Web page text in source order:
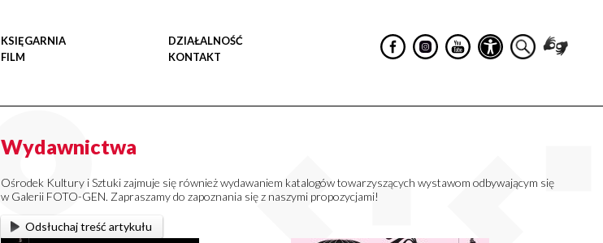
KSIĘGARNIA
FILM
DZIAŁALNOŚĆ
KONTAKT
Wydawnictwa
Ośrodek Kultury i Sztuki zajmuje się również wydawaniem katalogów towarzyszących wystawom odbywającym się
w Galerii FOTO-GEN. Zapraszamy do zapoznania się z naszymi propozycjami!
Odsłuchaj treść artykułu